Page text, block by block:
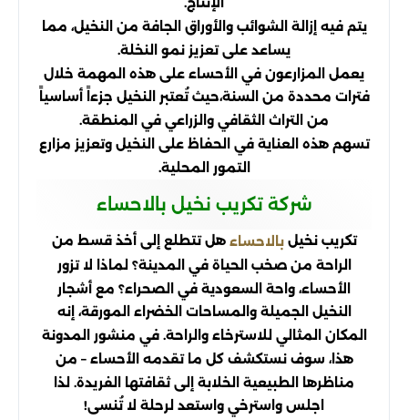
يتم فيه إزالة الشوائب والأوراق الجافة من النخيل، مما
يساعد على تعزيز نمو النخلة.
يعمل المزارعون في الأحساء على هذه المهمة خلال
فترات محددة من السنة،حيث تُعتبر النخيل جزءاً أساسياً
من التراث الثقافي والزراعي في المنطقة.
تسهم هذه العناية في الحفاظ على النخيل وتعزيز مزارع
التمور المحلية.
شركة تكريب نخيل بالاحساء
تكريب نخيلبالاحساء هل تتطلع إلى أخذ قسط من
الراحة من صخب الحياة في المدينة؟ لماذا لا تزور
الأحساء، واحة السعودية في الصحراء؟ مع أشجار
النخيل الجميلة والمساحات الخضراء المورقة، إنه
المكان المثالي للاسترخاء والراحة. في منشور المدونة
هذا، سوف نستكشف كل ما تقدمه الأحساء – من
مناظرها الطبيعية الخلابة إلى ثقافتها الفريدة. لذا
اجلس واسترخي واستعد لرحلة لا تُنسى!